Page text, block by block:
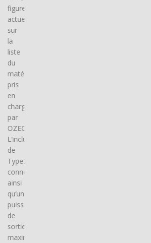
figure
actuellement
sur
la
liste
du
matériel
pris
en
charge
par
OZECAR.
L’inclusion
de
Type2
connector(s),
ainsi
qu’une
puissance
de
sortie
maximale